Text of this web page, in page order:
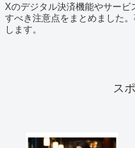
Xのデジタル決済機能やサー
すべき注意点をまとめました
します。
ス